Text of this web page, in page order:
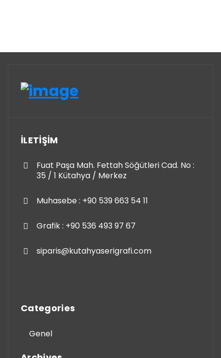
İLETİŞİM
Fuat Paşa Mah. Fettah Söğütleri Cad. No :
35 / 1 Kütahya / Merkez
Muhasebe : +90 539 663 54 11
Grafik : +90 536 493 97 67
siparis@kutahyaserigrafi.com
Categories
Genel